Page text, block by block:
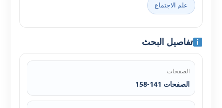
علم الاجتماع
تفاصيل البحث
الصفحات
الصفحات 141-158